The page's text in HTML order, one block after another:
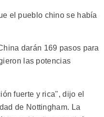
el pueblo chino se había
darán 169 pasos para
las potencias
fuerte y rica", dijo el
de Nottingham. La